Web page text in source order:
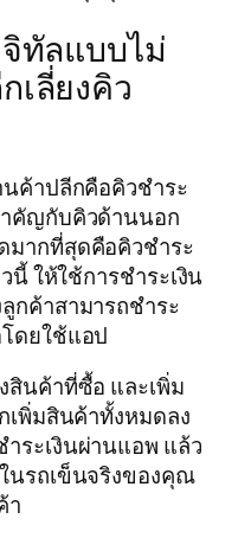
ทัลแบบไม่
เลี่ยงคิว
ค้าปลีกคือคิวชำระ
คัญกับคิวด้านนอก
มากที่สุดคือคิวชำระ
นี้ ให้ใช้การชำระเงิน
กค้าสามารถชำระ
ดยใช้แอป
สินค้าที่ซื้อ และเพิ่ม
เพิ่มสินค้าทั้งหมดลง
ระเงินผ่านแอพ แล้ว
นรถเข็นจริงของคุณ
า